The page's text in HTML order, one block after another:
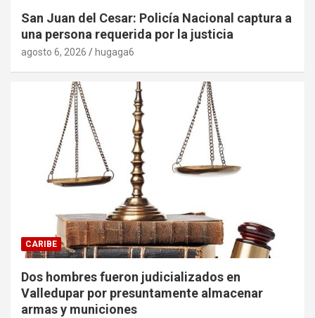
San Juan del Cesar: Policía Nacional captura a
una persona requerida por la justicia
agosto 6, 2026 hugaga6
CARIBE
Dos hombres fueron judicializados en
Valledupar por presuntamente almacenar
armas y municiones